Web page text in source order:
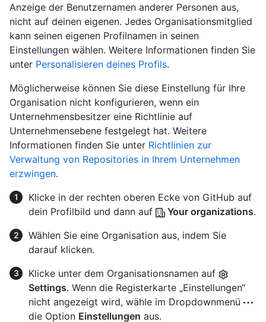
Anzeige der Benutzernamen anderer Personen aus,
nicht auf deinen eigenen. Jedes Organisationsmitglied
kann seinen eigenen Profilnamen in seinen
Einstellungen wählen. Weitere Informationen finden Sie
unter Personalisieren deines Profils.
Möglicherweise können Sie diese Einstellung für Ihre
Organisation nicht konfigurieren, wenn ein
Unternehmensbesitzer eine Richtlinie auf
Unternehmensebene festgelegt hat. Weitere
Informationen finden Sie unter Richtlinien zur
Verwaltung von Repositories in Ihrem Unternehmen
erzwingen.
Klicke in der rechten oberen Ecke von GitHub auf
dein Profilbild und dann auf
Your organizations.
Wählen Sie eine Organisation aus, indem Sie
darauf klicken.
Klicke unter dem Organisationsnamen auf
Settings. Wenn die Registerkarte „Einstellungen“
nicht angezeigt wird, wähle im Dropdownmenü
die Option Einstellungen aus.